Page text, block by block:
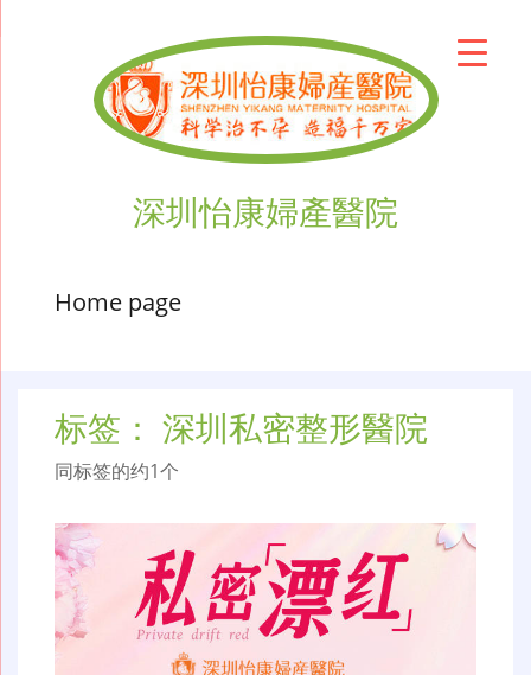
深圳怡康婦產醫院
Home page
标签： 深圳私密整形醫院
同标签的约1个